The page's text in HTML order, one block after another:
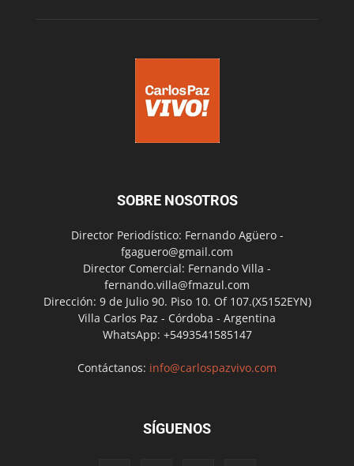
SOBRE NOSOTROS
Director Periodístico: Fernando Agüero -
fgaguero@gmail.com
Director Comercial: Fernando Villa -
fernando.villa@fmazul.com
Dirección: 9 de Julio 90. Piso 10. Of 107.(X5152EYN)
Villa Carlos Paz - Córdoba - Argentina
WhatsApp: +5493541585147
Contáctanos: info@carlospazvivo.com
SÍGUENOS